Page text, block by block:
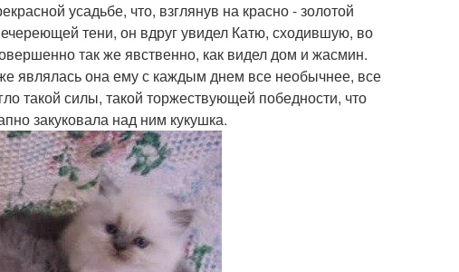
усадьбе, что, взглянув на красно - золотой
тени, он вдруг увидел Катю, сходившую, во
так же явственно, как видел дом и жасмин.
являлась она ему с каждым днем все необычнее, все
такой силы, такой торжествующей победности, что
закуковала над ним кукушка.